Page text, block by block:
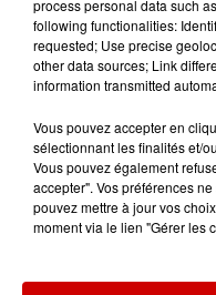
process personal data such
following functionalities:
requested; Use precise
other data sources; Link
information transmitted
Vous pouvez accepter en
sélectionnant les finalités et/
Vous pouvez également
accepter". Vos préférences
pouvez mettre à jour vos
moment via le lien "Gérer les